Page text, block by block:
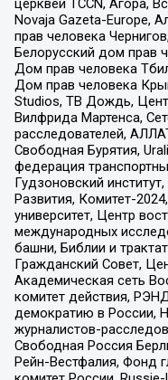
церквей TCCN, Агора,
Novaja Gazeta-Europe,
прав человека
Белорусский дом прав
Дом прав человека
Дом прав человека
Studios, ТВ Дождь,
Вилфрида Мартенса,
расследователей,
Свободная Бурятия,
федерация
Гудзоновский
Развития, Комитет-
университет, Центр
международных
башни, Библии и
Гражданский Совет,
Академическая сеть
комитет действия,
демократию в России,
журналистов-
Свободная Россия
Рейн-Вестфалия, Фонд